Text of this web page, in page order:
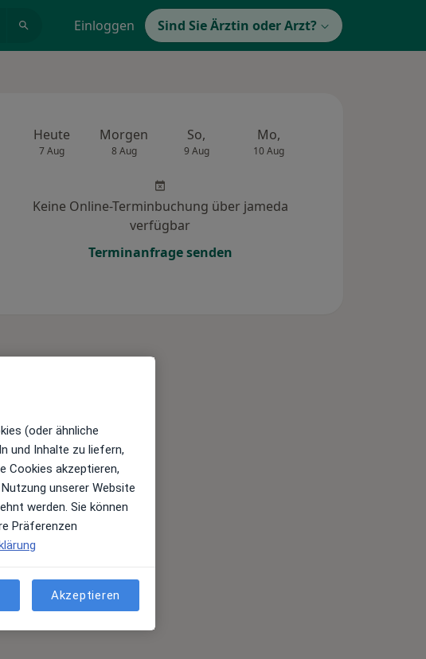
Einloggen Sind Sie Ärztin oder Arzt?
Juni 2022
Heute
7 Aug
Morgen
8 Aug
So,
9 Aug
Mo,
10 Aug
Keine Online-Terminbuchung über jameda
verfügbar
Terminanfrage senden
(oder ähnliche
und Inhalte zu liefern,
Cookies akzeptieren,
unserer Website
werden. Sie können
Präferenzen
Akzeptieren